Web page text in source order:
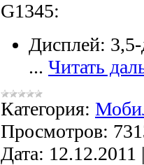
G1345:
Дисплей:
... Читать
Категория:
Просмотров:
Дата: 12.12.2011